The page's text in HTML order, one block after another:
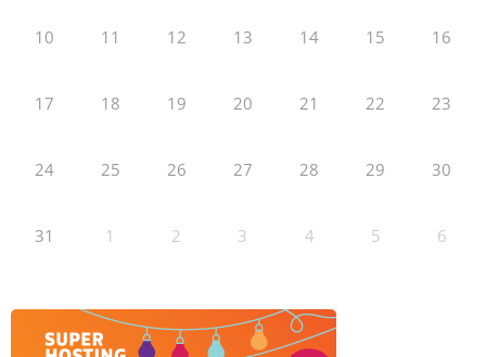
10 11 12 13 14 15 16
17 18 19 20 21 22 23
24 25 26 27 28 29 30
31 1 2 3 4 5 6